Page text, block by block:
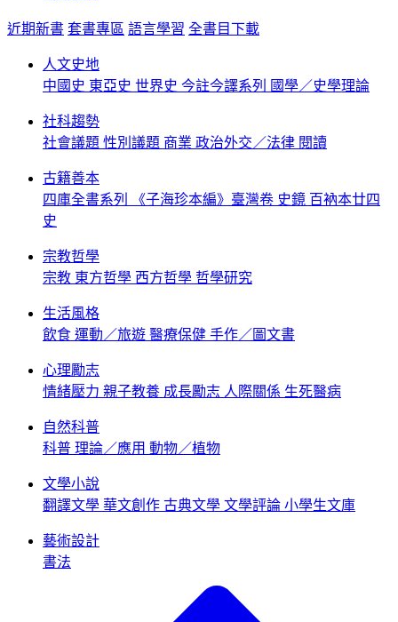
近期新書 套書專區 語言學習 全書目下載
人文史地
中國史 東亞史 世界史 今註今譯系列 國學／史學理論
社科趨勢
社會議題 性別議題 商業 政治外交／法律 閱讀
古籍善本
四庫全書系列
《子海珍本編》臺灣卷 史鏡 百衲本廿四
史
宗教哲學
宗教 東方哲學 西方哲學 哲學研究
生活風格
飲食 運動／旅遊 醫療保健 手作／圖文書
心理勵志
情緒壓力 親子教養 成長勵志 人際關係 生死醫病
自然科普
科普 理論／應用 動物／植物
文學小說
翻譯文學 華文創作 古典文學 文學評論 小學生文庫
藝術設計
書法